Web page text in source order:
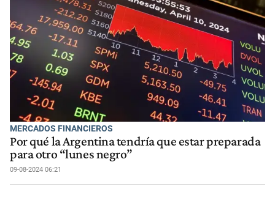
MERCADOS FINANCIEROS
Por qué la Argentina tendría que estar preparada
para otro “lunes negro”
09-08-2024 06:21